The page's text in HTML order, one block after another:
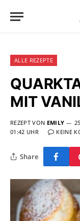
ALLE REZEPTE
MIT
REZEPT VON EMILY
01:42 UHR
KEINE
Share